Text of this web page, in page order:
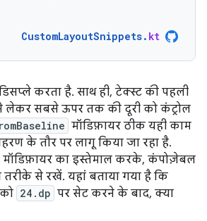
CustomLayoutSnippets. kt
करता है. साथ ही, टेक्स्ट की पहली
लेकर सबसे ऊपर तक की दूरी को कंट्रोल
मॉडिफ़ायर ठीक यही काम
के तौर पर लागू किया जा रहा है.
मॉडिफ़ायर का इस्तेमाल करके, कंपोज़ेबल
तरीके से रखें. यहां बताया गया है कि
24.dp पर सेट करने के बाद, क्या